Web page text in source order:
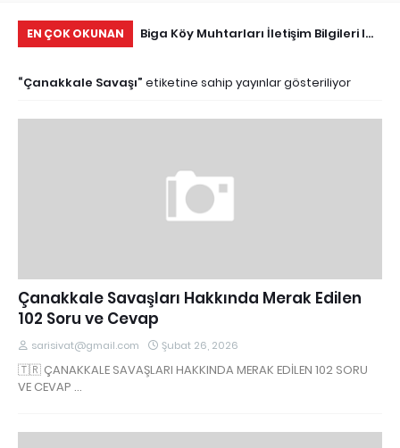
EN ÇOK OKUNAN
Biga Köy Muhtarları İletişim Bilgileri I
Çanakkale Savaşı etiketine sahip yayınlar gösteriliyor
Çanakkale Savaşları Hakkında Merak Edilen
102 Soru ve Cevap
sarisivat@gmail.com Şubat 26, 2026
🇹🇷 ÇANAKKALE SAVAŞLARI HAKKINDA MERAK EDİLEN 102 SORU
VE CEVAP …